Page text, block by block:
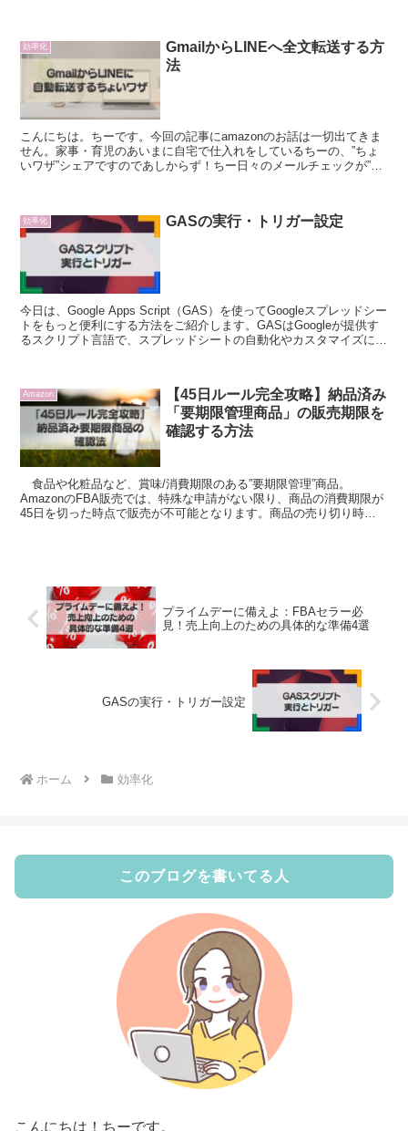
効率化
GmailからLINEへ全文転送する方
法
こんにちは。ちーです。今回の記事にamazonのお話は一切出てきま
せん。家事・育児のあいまに自宅で仕入れをしているちーの、”ちょ
いワザ”シェアですのであしからず！ちー日々のメールチェックが”わ
効率化 GASの実行・トリガー設定
今日は、Google Apps Script（GAS）を使ってGoogleスプレッドシー
トをもっと便利にする方法をご紹介します。GASはGoogleが提供す
るスクリプト言語で、スプレッドシートの自動化やカスタマイズにと
Amazon
【45日ルール完全攻略】納品済み
「要期限管理商品」の販売期限を
確認する方法
食品や化粧品など、賞味/消費期限のある”要期限管理”商品。
AmazonのFBA販売では、特殊な申請がない限り、商品の消費期限が
45日を切った時点で販売が不可能となります。商品の売り切り時期
プライムデーに備えよ：FBAセラー必
見！売上向上のための具体的な準備4選
GASの実行・トリガー設定
ホーム 効率化
このブログを書いてる人
こんにちは！ちーです。